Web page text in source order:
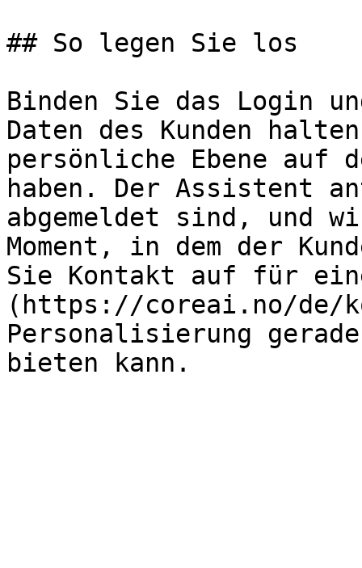
## So legen Sie los
Binden Sie das Login
Daten des Kunden
persönliche Ebene auf
haben. Der Assistent
abgemeldet sind, und
Moment, in dem der
Sie Kontakt auf für
(https://coreai.no/de/
Personalisierung
bieten kann.